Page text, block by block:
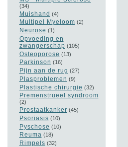
(34)
Muishand (4)
Multipel Myeloom (2)
Neurose (1)
Opvoeding en
zwangerschap (105)
Osteoporose (13)
Parkinson (16)
Pijn aan de rug (27)
Plasproblemen (9)
Plastische chirurgie (32)
Premenstrueel syndroom
(2)
Prostaatkanker (45)
Psoriasis (10)
Pyschose (10)
Reuma (18)
Rimpels (32)